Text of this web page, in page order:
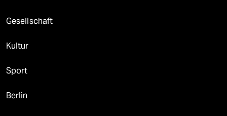
Gesellschaft
Kultur
Sport
Berlin